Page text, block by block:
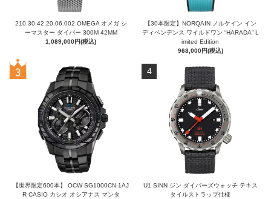
210.30.42.20.06.002 OMEGA オメガ シ
ーマスター ダイバー 300M 42MM
1,089,000円(税込)
【30本限定】NORQAIN ノルケイン イン
ディペンデンス ワイルドワン “HARADA” L
imited Edition
968,000円(税込)
【世界限定600本】 OCW-SG1000CN-1AJ
R CASIO カシオ オシアナス マンタ
4
U1 SINN ジン ダイバーズウォッチ テキス
タイルストラップ仕様